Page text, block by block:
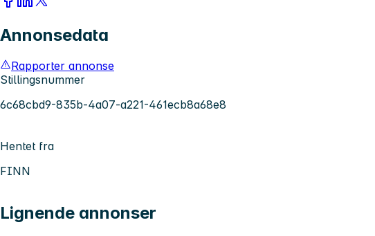
Annonsedata
Rapporter annonse
Stillingsnummer
6c68cbd9-835b-4a07-a221-461ecb8a68e8
Hentet fra
FINN
Lignende annonser